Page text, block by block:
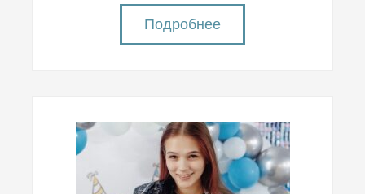
Подробнее